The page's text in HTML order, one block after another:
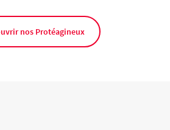
nos Protéagineux